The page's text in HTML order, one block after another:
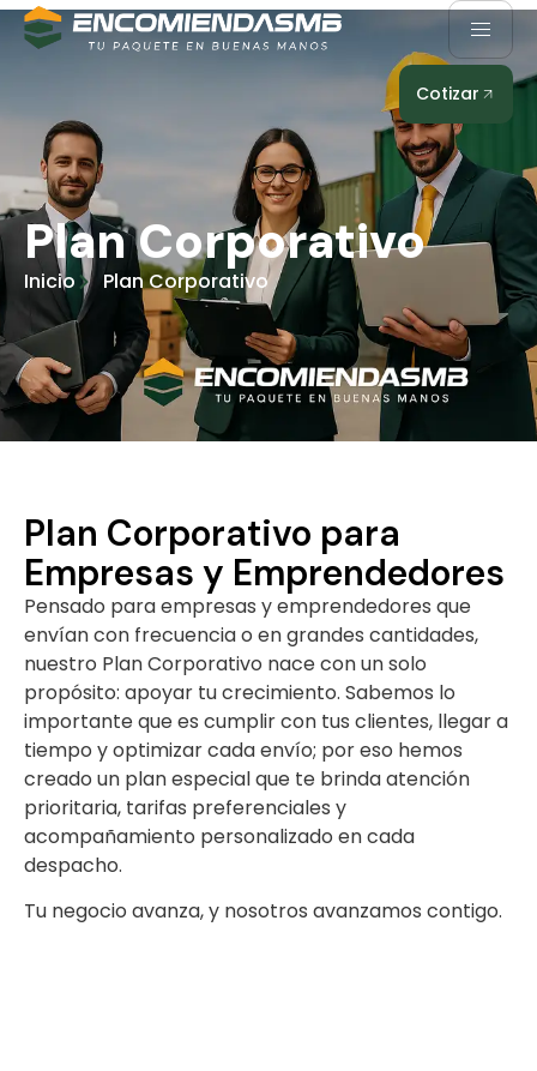
Cotizar
Plan Corporativo
Inicio Plan Corporativo
Plan Corporativo para
Empresas y Emprendedores
Pensado para empresas y emprendedores que
envían con frecuencia o en grandes cantidades,
nuestro Plan Corporativo nace con un solo
propósito: apoyar tu crecimiento. Sabemos lo
importante que es cumplir con tus clientes, llegar a
tiempo y optimizar cada envío; por eso hemos
creado un plan especial que te brinda atención
prioritaria, tarifas preferenciales y
acompañamiento personalizado en cada
despacho.
Tu negocio avanza, y nosotros avanzamos contigo.